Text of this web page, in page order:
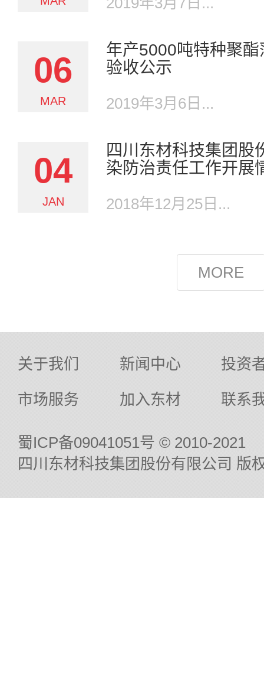
06
MAR
年产5000吨特种聚
验收公示
2019年3月6日...
04
JAN
四川东材科技集团股
染防治责任工作开展
2018年12月25日...
关于我们 新闻中心
投资
市场服务
加入东材 联系
蜀ICP备09041051号 © 2010-2021
四川东材科技集团股份有限公司 版